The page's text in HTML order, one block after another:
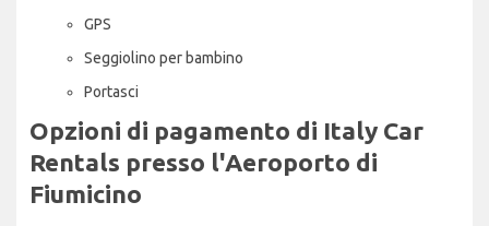
GPS
Seggiolino per bambino
Portasci
Opzioni di pagamento di Italy Car
Rentals presso l'Aeroporto di
Fiumicino